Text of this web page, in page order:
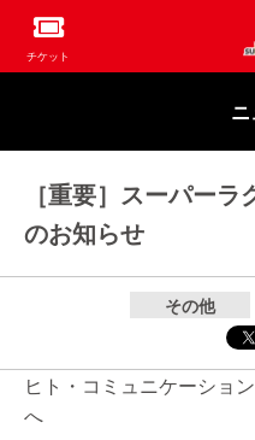
チケット
［重要］スーパー
のお知らせ
その他
ヒト・コミュニケーショ
へ